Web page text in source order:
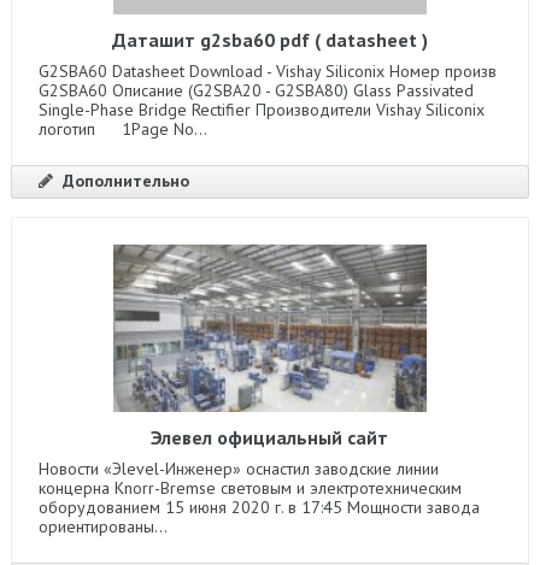
Даташит g2sba60 pdf ( datasheet )
G2SBA60 Datasheet Download - Vishay Siliconix Номер произв
G2SBA60 Описание (G2SBA20 - G2SBA80) Glass Passivated
Single-Phase Bridge Rectifier Производители Vishay Siliconix
логотип 1Page No...
Дополнительно
Элевел официальный сайт
Новости «Эlevel-Инженер» оснастил заводские линии
концерна Knorr-Bremse световым и электротехническим
оборудованием 15 июня 2020 г. в 17:45 Мощности завода
ориентированы...